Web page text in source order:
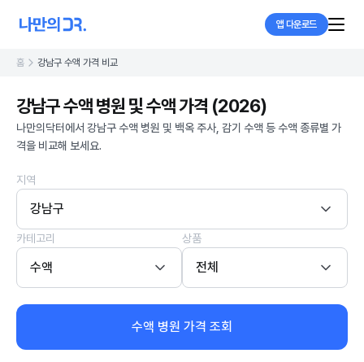
앱 다운로드
홈 강남구 수액 가격 비교
강남구 수액 병원 및 수액 가격 (2026)
나만의닥터에서 강남구 수액 병원 및 백옥 주사, 감기 수액 등 수액 종류별 가
격을 비교해 보세요.
지역
강남구
카테고리
수액
상품
전체
수액 병원 가격 조회